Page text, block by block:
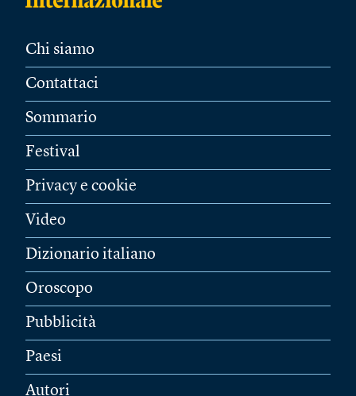
Chi siamo
Contattaci
Sommario
Festival
Privacy e cookie
Video
Dizionario italiano
Oroscopo
Pubblicità
Paesi
Autori